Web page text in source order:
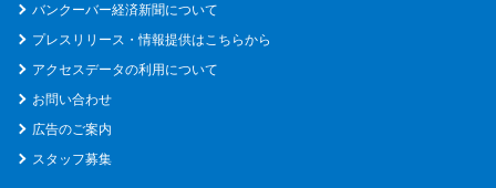
バンクーバー経済新聞について
プレスリリース・情報提供はこちらから
アクセスデータの利用について
お問い合わせ
広告のご案内
スタッフ募集